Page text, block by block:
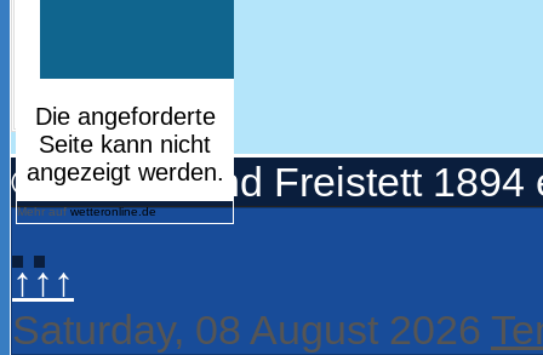
Mehr aufwetteronline.de
© Turnerbund Freistett 1894
↑↑↑
Saturday, 08 August 2026